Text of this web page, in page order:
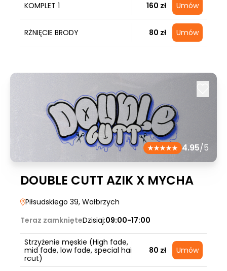
KOMPLET 1 160 zł Umów
RŻNIĘCIE BRODY 80 zł Umów
4.95/5
DOUBLE CUTT AZIK X MYCHA
Piłsudskiego 39, Wałbrzych
Teraz zamknięteDzisiaj:09:00-17:00
Strzyżenie męskie (High fade,
mid fade, low fade, special hai
rcut)
80 zł Umów